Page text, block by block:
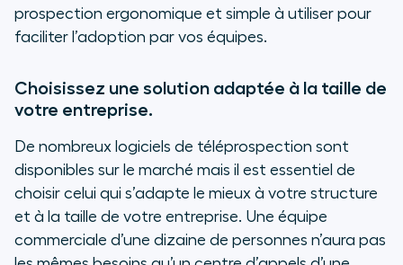
prospection ergonomique et simple à utiliser pour
faciliter l’adoption par vos équipes.
Choisissez une solution adaptée à la taille de
votre entreprise.
De nombreux logiciels de téléprospection sont
disponibles sur le marché mais il est essentiel de
choisir celui qui s’adapte le mieux à votre structure
et à la taille de votre entreprise. Une équipe
commerciale d’une dizaine de personnes n’aura pas